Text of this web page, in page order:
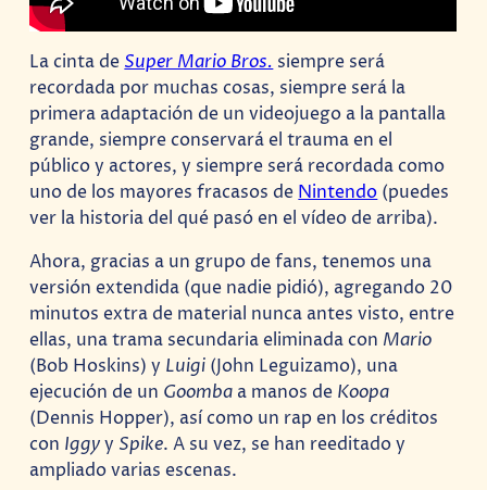
La cinta de Super Mario Bros. siempre será
recordada por muchas cosas, siempre será la
primera adaptación de un videojuego a la pantalla
grande, siempre conservará el trauma en el
público y actores, y siempre será recordada como
uno de los mayores fracasos de Nintendo (puedes
ver la historia del qué pasó en el vídeo de arriba).
Ahora, gracias a un grupo de fans, tenemos una
versión extendida (que nadie pidió), agregando 20
minutos extra de material nunca antes visto, entre
ellas, una trama secundaria eliminada con Mario
(Bob Hoskins) y Luigi (John Leguizamo), una
ejecución de un Goomba a manos de Koopa
(Dennis Hopper), así como un rap en los créditos
con Iggyy Spike. A su vez, se han reeditado y
ampliado varias escenas.